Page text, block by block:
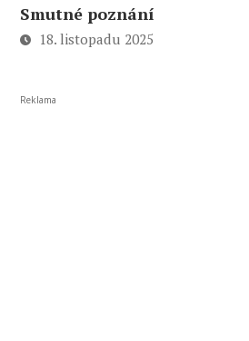
Smutné poznání
18. listopadu 2025
Reklama